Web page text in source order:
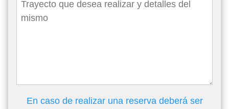
En caso de realizar una reserva deberá ser